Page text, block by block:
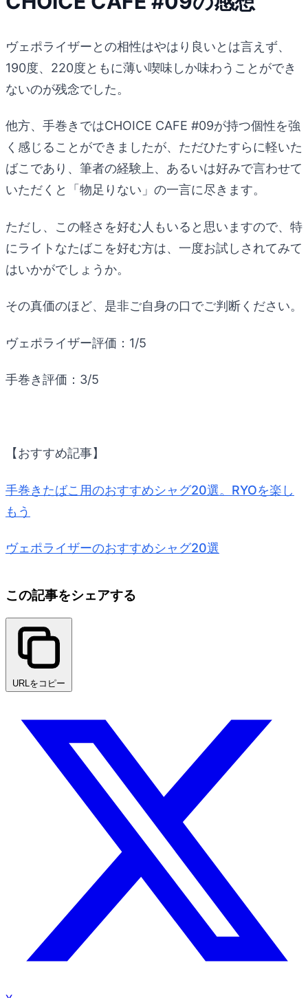
ヴェポライザーとの相性はやはり良いとは言えず、
190度、220度ともに薄い喫味しか味わうことができ
ないのが残念でした。
他方、手巻きではCHOICE CAFE #09が持つ個性を強
く感じることができましたが、ただひたすらに軽いた
ばこであり、筆者の経験上、あるいは好みで言わせて
いただくと「物足りない」の一言に尽きます。
ただし、この軽さを好む人もいると思いますので、特
にライトなたばこを好む方は、一度お試しされてみて
はいかがでしょうか。
その真価のほど、是非ご自身の口でご判断ください。
ヴェポライザー評価：1/5
手巻き評価：3/5
【おすすめ記事】
手巻きたばこ用のおすすめシャグ20選。RYOを楽し
もう
ヴェポライザーのおすすめシャグ20選
この記事をシェアする
URLをコピー